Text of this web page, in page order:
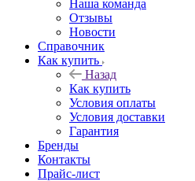
Наша команда
Отзывы
Новости
Справочник
Как купить
Назад
Как купить
Условия оплаты
Условия доставки
Гарантия
Бренды
Контакты
Прайс-лист